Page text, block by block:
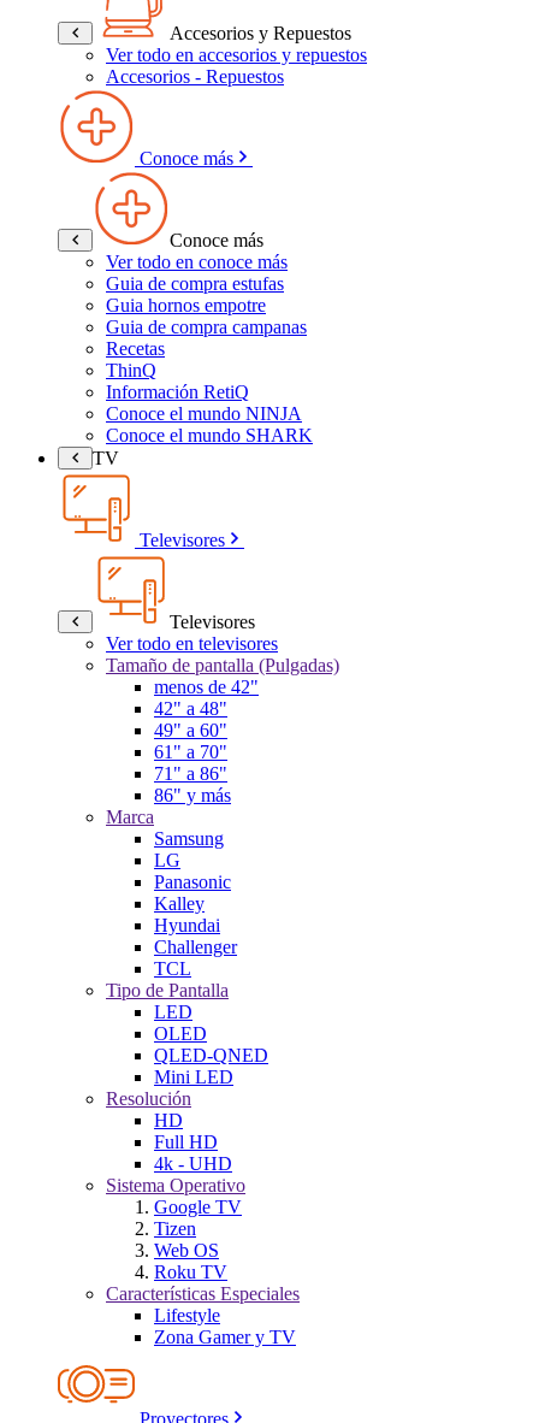
Accesorios y Repuestos
Ver todo en accesorios y repuestos
Accesorios - Repuestos
Conoce más
Conoce más
Ver todo en conoce más
Guia de compra estufas
Guia hornos empotre
Guia de compra campanas
Recetas
ThinQ
Información RetiQ
Conoce el mundo NINJA
Conoce el mundo SHARK
TV
Televisores
Televisores
Ver todo en televisores
Tamaño de pantalla (Pulgadas)
menos de 42"
42" a 48"
49" a 60"
61" a 70"
71" a 86"
86" y más
Marca
Samsung
LG
Panasonic
Kalley
Hyundai
Challenger
TCL
Tipo de Pantalla
LED
OLED
QLED-QNED
Mini LED
Resolución
HD
Full HD
4k - UHD
Sistema Operativo
Google TV
Tizen
Web OS
Roku TV
Características Especiales
Lifestyle
Zona Gamer y TV
Proyectores